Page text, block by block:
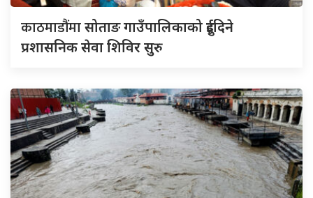
काठमाडौंमासोताङ गाउँपालिकाको दुईदिने
प्रशासनिक सेवा शिविर सुरु